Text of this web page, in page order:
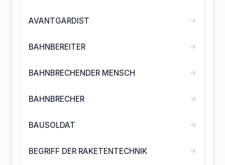
AVANTGARDIST →
BAHNBEREITER →
BAHNBRECHENDER MENSCH →
BAHNBRECHER →
BAUSOLDAT →
BEGRIFF DER RAKETENTECHNIK →